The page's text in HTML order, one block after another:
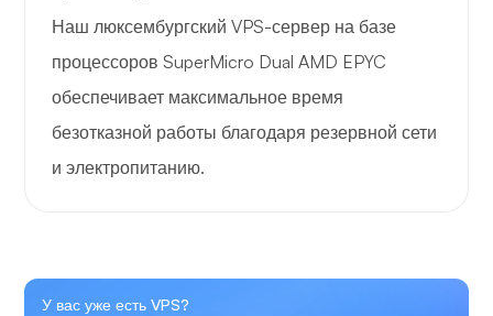
Наш люксембургский VPS-сервер на базе
процессоров SuperMicro Dual AMD EPYC
обеспечивает максимальное время
безотказной работы благодаря резервной сети
и электропитанию.
У вас уже есть VPS?